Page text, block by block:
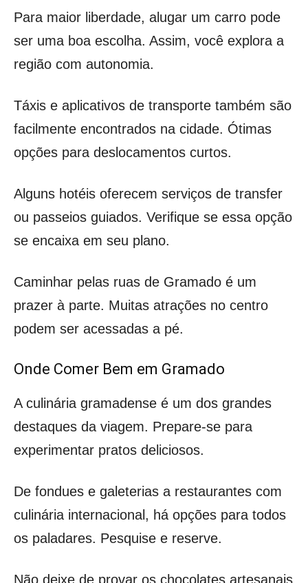
Para maior liberdade, alugar um carro pode
ser uma boa escolha. Assim, você explora a
região com autonomia.
Táxis e aplicativos de transporte também são
facilmente encontrados na cidade. Ótimas
opções para deslocamentos curtos.
Alguns hotéis oferecem serviços de transfer
ou passeios guiados. Verifique se essa opção
se encaixa em seu plano.
Caminhar pelas ruas de Gramado é um
prazer à parte. Muitas atrações no centro
podem ser acessadas a pé.
Onde Comer Bem em Gramado
A culinária gramadense é um dos grandes
destaques da viagem. Prepare-se para
experimentar pratos deliciosos.
De fondues e galeterias a restaurantes com
culinária internacional, há opções para todos
os paladares. Pesquise e reserve.
Não deixe de provar os chocolates artesanais